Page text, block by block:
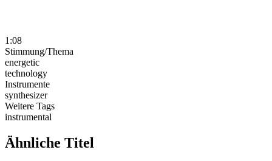
1:08
Stimmung/Thema
energetic
technology
Instrumente
synthesizer
Weitere Tags
instrumental
Ähnliche Titel